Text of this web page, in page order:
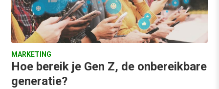
MARKETING
Hoe bereik je Gen Z, de onbereikbare
generatie?